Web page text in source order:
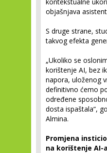
objašnjava
S druge strane,
takvog efekta
„Ukoliko se
korištenje AI, bez
napora, uloženog
definitivno ćemo
određene
dosta ispaštala“,
Almina.
Promjena
na korištenje AI-a